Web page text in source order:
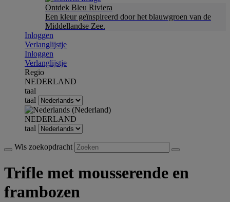
Ontdek Bleu Riviera
Een kleur geïnspireerd door het blauwgroen van de
Middellandse Zee.
Inloggen
Verlanglijstje
Inloggen
Verlanglijstje
Regio
NEDERLAND
taal
taal
NEDERLAND
taal
Wis zoekopdracht
Trifle met mousserende en
frambozen